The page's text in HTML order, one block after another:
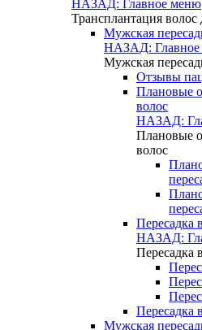
НАЗАД: Главное меню
Трансплантация
Мужская
НАЗАД:
Мужская
Отзывы
Плановые
волос
НАЗАД:
Плановые
волос
Пересадка
НАЗАД:
Пересадка
Пересадка
Мужская